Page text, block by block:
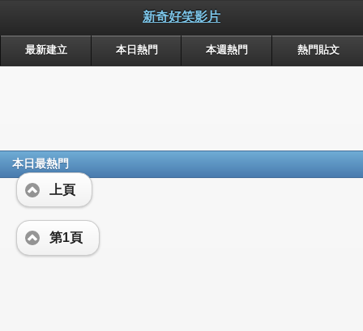
新奇好笑影片
最新建立 本日熱門 本週熱門 熱門貼文
本日最熱門
上頁
第1頁